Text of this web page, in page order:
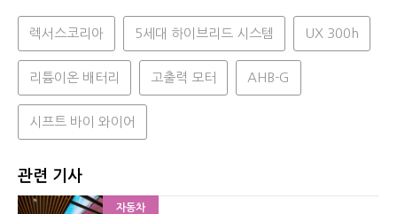
렉서스코리아 5세대 하이브리드 시스템 UX 300h
리튬이온 배터리 고출력 모터 AHB-G
시프트 바이 와이어
관련 기사
자동차